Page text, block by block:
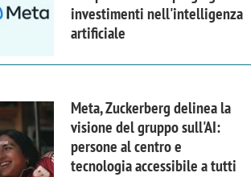
investimenti nell'intelligenza
artificiale
Meta, Zuckerberg delinea la
visione del gruppo sull'AI:
persone al centro e
tecnologia accessibile a tutti